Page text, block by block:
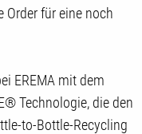
Order für eine noch
EREMA mit dem
Technologie, die den
to-Bottle-Recycling